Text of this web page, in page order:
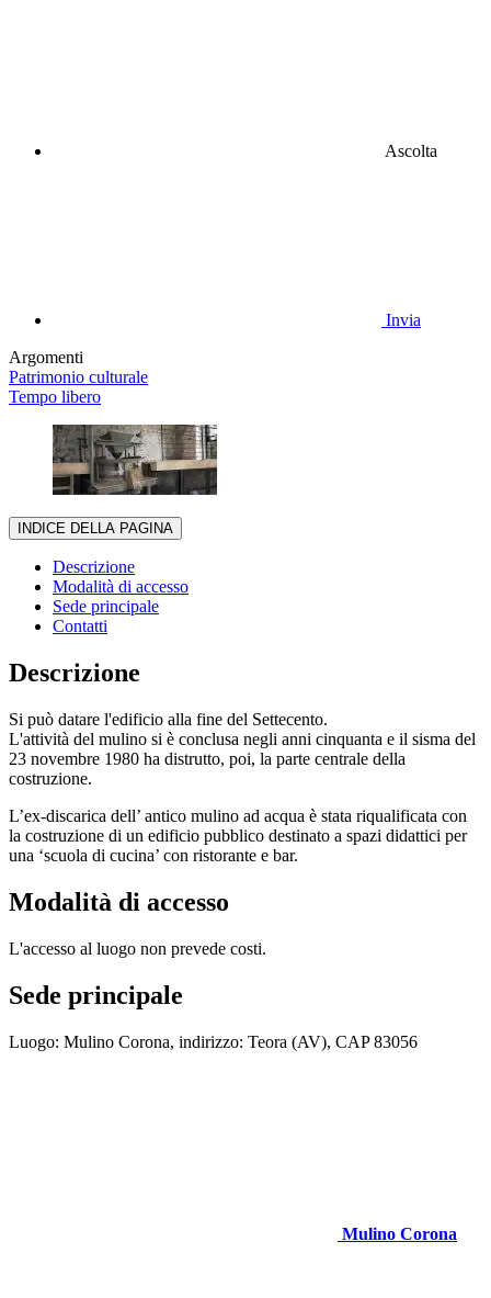
Ascolta
Invia
Argomenti
Patrimonio culturale
Tempo libero
INDICE DELLA PAGINA
Descrizione
Modalità di accesso
Sede principale
Contatti
Descrizione
Si può datare l'edificio alla fine del Settecento.
L'attività del mulino si è conclusa negli anni cinquanta e il sisma del
23 novembre 1980 ha distrutto, poi, la parte centrale della
costruzione.
L’ex-discarica dell’ antico mulino ad acqua è stata riqualificata con
la costruzione di un edificio pubblico destinato a spazi didattici per
una ‘scuola di cucina’ con ristorante e bar.
Modalità di accesso
L'accesso al luogo non prevede costi.
Sede principale
Luogo: Mulino Corona, indirizzo: Teora (AV), CAP 83056
Mulino Corona